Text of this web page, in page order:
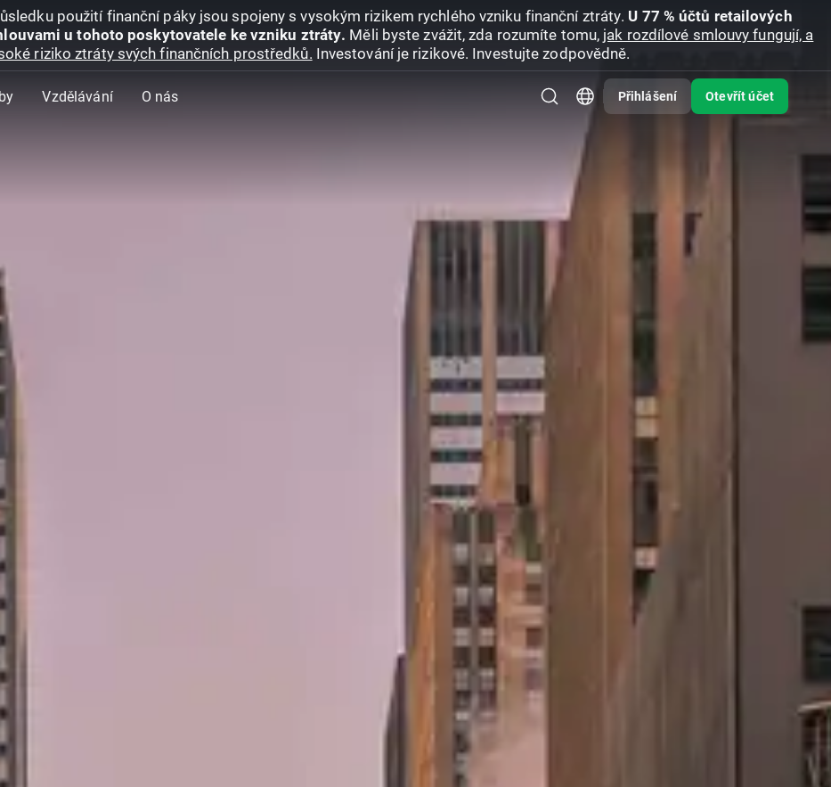
použití finanční páky jsou spojeny s vysokým rizikem rychlého vzniku finanční ztráty. U 77 % účtů retailových
u tohoto poskytovatele ke vzniku ztráty. Měli byste zvážit, zda rozumíte tomu, jak rozdílové smlouvy fungují, a
riziko ztráty svých finančních prostředků. Investování je rizikové. Investujte zodpovědně.
Vzdělávání O nás Přihlášení Otevřít účet